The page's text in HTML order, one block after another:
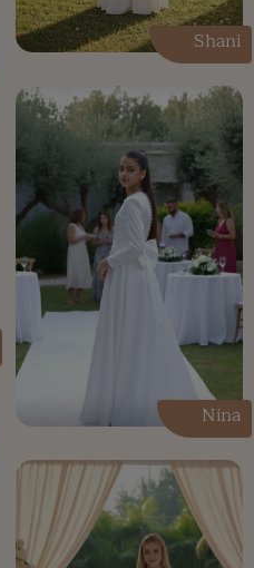
Shani
Nina